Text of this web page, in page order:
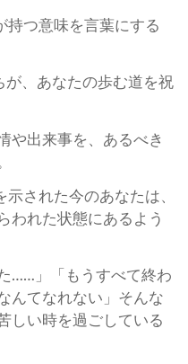
持つ意味を言葉にする
、あなたの歩む道を祝
や出来事を、あるべき
された今のあなたは、
われた状態にあるよう
……」「もうすべて終わ
んてなれない」そんな
しい時を過ごしている